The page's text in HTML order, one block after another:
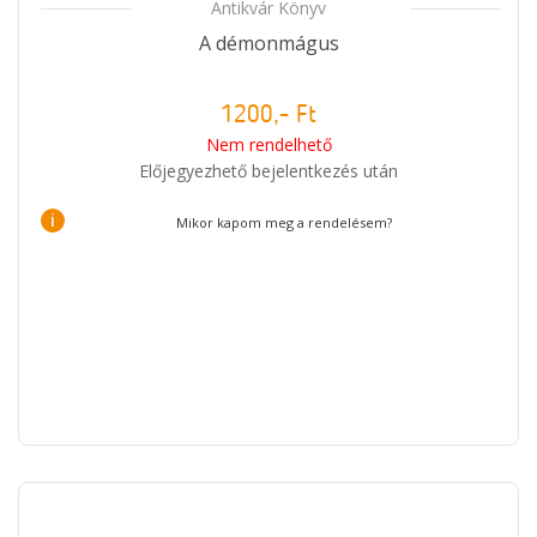
Antikvár Könyv
A démonmágus
1200,- Ft
Nem rendelhető
Előjegyezhető bejelentkezés után
i Mikor kapom meg a rendelésem?